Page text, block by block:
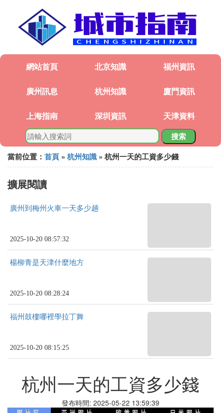
網站首頁 北京知識 福州資訊
廣州訊息 杭州知識 廈門資訊
上海指南 深圳資訊 天津資料
搜索
當前位置： 首頁 » 杭州知識 » 杭州一天的工資多少錢
擴展閱讀
廣州到梅州火車一天多少趟
2025-10-20 08:57:32
楊柳青是天津什麼地方
2025-10-20 08:28:24
福州鼓樓哪裡學拉丁舞
2025-10-20 08:15:25
杭州一天的工資多少錢
發布時間: 2025-05-22 13:59:39